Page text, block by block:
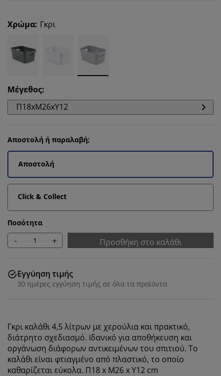
Χρώμα: Γκρι
Μέγεθος:
Π18xΜ26xΥ12
Αποστολή ή παραλαβή;
Αποστολή
Click & Collect
Ποσότητα
- + Προσθήκη στο καλάθι
Εγγύηση τιμής
30 ημέρες εγγύηση τιμής σε όλα τα προϊόντα
Γκρι καλάθι 4,5 λίτρων με χερούλια και πρακτικό,
διάτρητο σχεδιασμό. Ιδανικό για αποθήκευση και
οργάνωση διάφορων αντικειμένων του σπιτιού. Το
καλάθι είναι φτιαγμένο από πλαστικό, το οποίο
καθαρίζεται εύκολα. Π18 x Μ26 x Υ12 cm
Εξατομικεύουμε την εμπειρία σας